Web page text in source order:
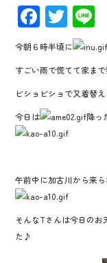
F
ac
e
b
o
o
T
wi
tt
er
n
e
今朝６時半頃に
すごい雨で慌てて家ま
ビショビショで又着替
今日は
降っ
午前中に加古川から来
そんなTさんは今日のお
た♪